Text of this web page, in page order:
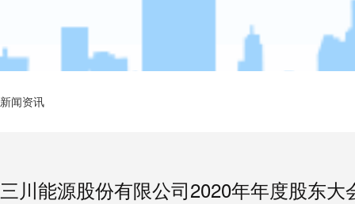
新闻资讯
三川能源股份有限公司2020年年度股东大